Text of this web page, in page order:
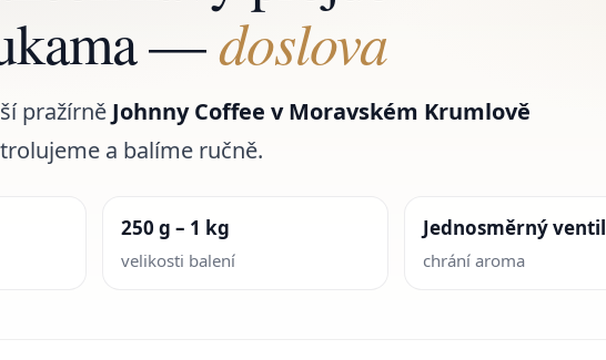
—doslova
pražírně Johnny Coffee v Moravském Krumlově
a balíme ručně.
250 g – 1 kg
velikosti balení
Jednosměrný ventil
chrání aroma